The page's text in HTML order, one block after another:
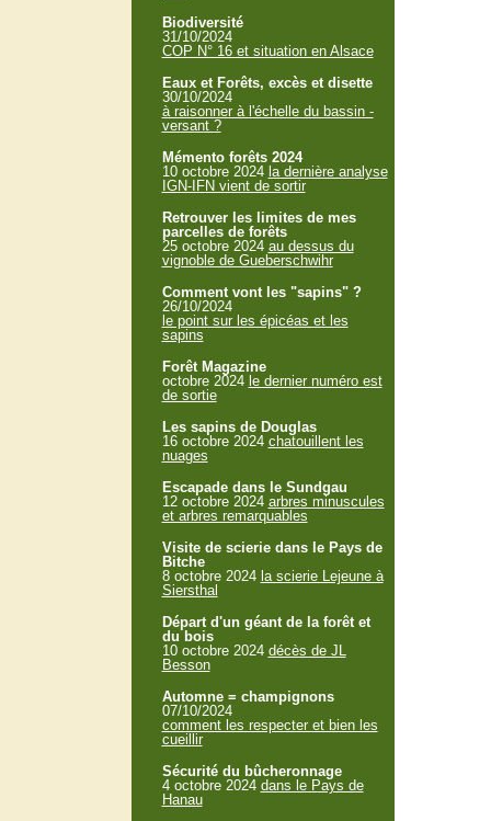
Biodiversité
31/10/2024
COP N° 16 et situation en Alsace
Eaux et Forêts, excès et disette
30/10/2024
à raisonner à l'échelle du bassin -
versant ?
Mémento forêts 2024
10 octobre 2024 la dernière analyse
IGN-IFN vient de sortir
Retrouver les limites de mes
parcelles de forêts
25 octobre 2024 au dessus du
vignoble de Gueberschwihr
Comment vont les "sapins" ?
26/10/2024
le point sur les épicéas et les
sapins
Forêt Magazine
octobre 2024 le dernier numéro est
de sortie
Les sapins de Douglas
16 octobre 2024 chatouillent les
nuages
Escapade dans le Sundgau
12 octobre 2024 arbres minuscules
et arbres remarquables
Visite de scierie dans le Pays de
Bitche
8 octobre 2024 la scierie Lejeune à
Siersthal
Départ d'un géant de la forêt et
du bois
10 octobre 2024 décès de JL
Besson
Automne = champignons
07/10/2024
comment les respecter et bien les
cueillir
Sécurité du bûcheronnage
4 octobre 2024 dans le Pays de
Hanau